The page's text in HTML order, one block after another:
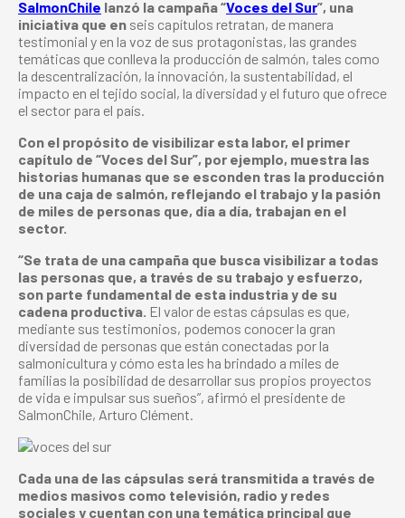
SalmonChile lanzó la campaña “Voces del Sur”, una
iniciativa que en seis capítulos retratan, de manera
testimonial y en la voz de sus protagonistas, las grandes
temáticas que conlleva la producción de salmón, tales como
la descentralización, la innovación, la sustentabilidad, el
impacto en el tejido social, la diversidad y el futuro que ofrece
el sector para el país.
Con el propósito de visibilizar esta labor, el primer
capítulo de “Voces del Sur”, por ejemplo, muestra las
historias humanas que se esconden tras la producción
de una caja de salmón, reflejando el trabajo y la pasión
de miles de personas que, día a día, trabajan en el
sector.
“Se trata de una campaña que busca visibilizar a todas
las personas que, a través de su trabajo y esfuerzo,
son parte fundamental de esta industria y de su
cadena productiva. El valor de estas cápsulas es que,
mediante sus testimonios, podemos conocer la gran
diversidad de personas que están conectadas por la
salmonicultura y cómo esta les ha brindado a miles de
familias la posibilidad de desarrollar sus propios proyectos
de vida e impulsar sus sueños”, afirmó el presidente de
SalmonChile, Arturo Clément.
Cada una de las cápsulas será transmitida a través de
medios masivos como televisión, radio y redes
sociales y cuentan con una temática principal que